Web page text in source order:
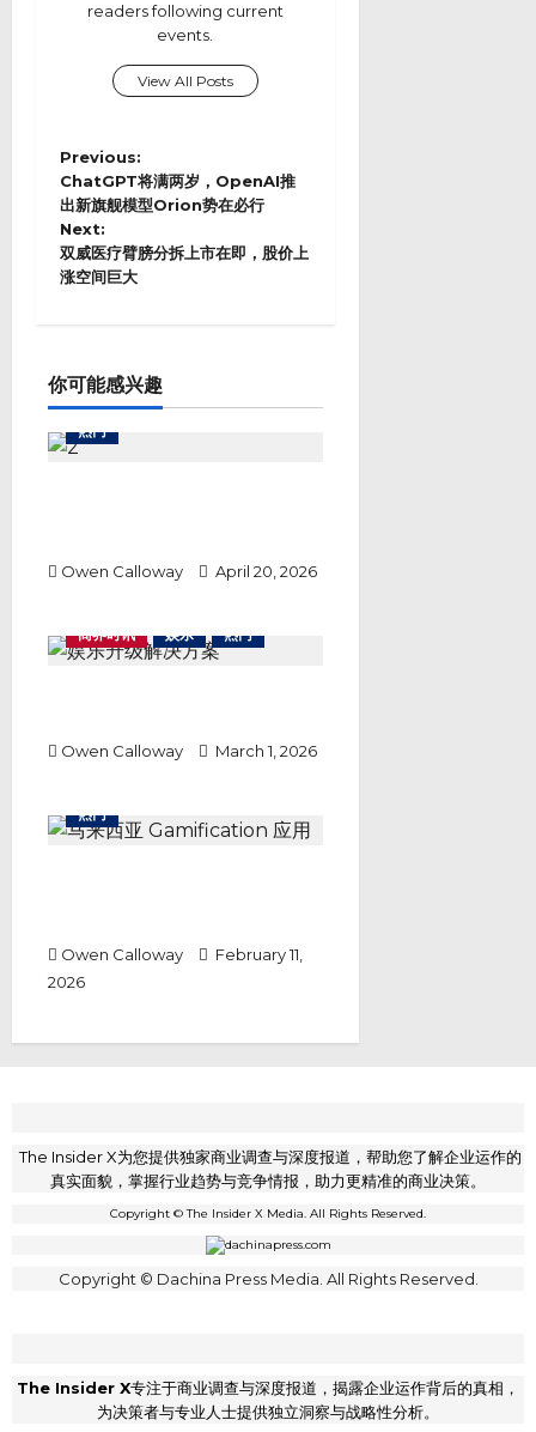
readers following current
events.
View All Posts
P
o
s
t
n
a
a
t
i
o
Previous:
ChatGPT将满两岁，OpenAI推
出新旗舰模型Orion势在必行
Next:
双威医疗臂膀分拆上市在即，股价上
涨空间巨大
你可能感兴趣
热门
Owen Calloway April 20, 2026
商界时讯 娱乐 热门
Owen Calloway March 1, 2026
热门
Owen Calloway
February 11,
2026
The Insider X为您提供独家商业调查与深度报道，帮助您了解企业运作的
真实面貌，掌握行业趋势与竞争情报，助力更精准的商业决策。
Copyright © The Insider X Media. All Rights Reserved.
Copyright © Dachina Press Media. All Rights Reserved.
The Insider X专注于商业调查与深度报道，揭露企业运作背后的真相，
为决策者与专业人士提供独立洞察与战略性分析。